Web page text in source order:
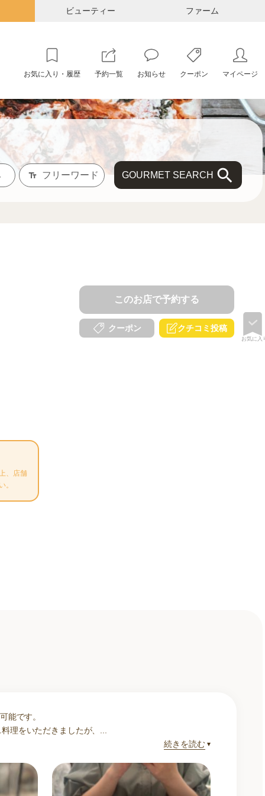
ビューティー ファーム
お気に入り・履歴 予約一覧 お知らせ クーポン マイページ
GOURMET SEARCH
、店舗
。
このお店で予約する
クーポン クチコミ投稿
お気に入
能です。
理をいただきましたが、...
続きを読む